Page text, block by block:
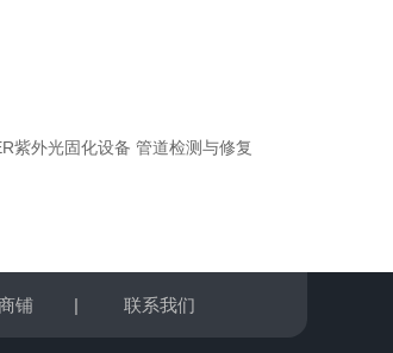
紫外光固化设备 管道检测与修复
铺 | 联系我们